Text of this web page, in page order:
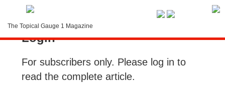
The Topical Gauge 1 Magazine
Login
For subscribers only. Please log in to
read the complete article.
LOGIN
Search